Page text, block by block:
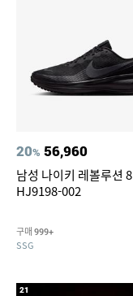
20% 56,960
남성 나이키 레볼루션 8
HJ9198-002
구매 999+
SSG
21